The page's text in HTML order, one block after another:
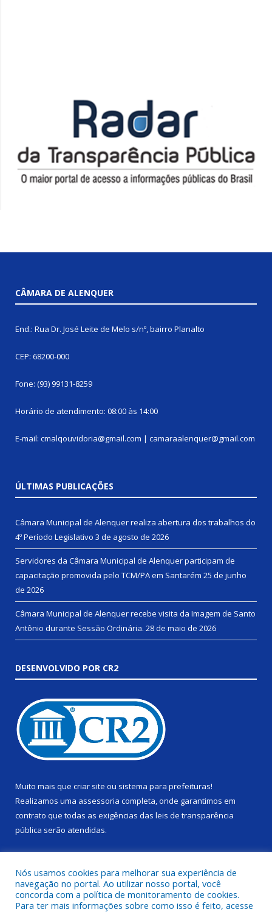
CÂMARA DE ALENQUER
End.: Rua Dr. José Leite de Melo s/nº, bairro Planalto
CEP: 68200-000
Fone: (93) 99131-8259
Horário de atendimento: 08:00 às 14:00
E-mail: cmalqouvidoria@gmail.com | camaraalenquer@gmail.com
ÚLTIMAS PUBLICAÇÕES
Câmara Municipal de Alenquer realiza abertura dos trabalhos do
4º Período Legislativo 3 de agosto de 2026
Servidores da Câmara Municipal de Alenquer participam de
capacitação promovida pelo TCM/PA em Santarém 25 de junho
de 2026
Câmara Municipal de Alenquer recebe visita da Imagem de Santo
Antônio durante Sessão Ordinária. 28 de maio de 2026
DESENVOLVIDO POR CR2
Muito mais que criar site ou sistema para prefeituras!
Realizamos uma assessoria completa, onde garantimos em
contrato que todas as exigências das leis de transparência
pública serão atendidas.
Nós usamos cookies para melhorar sua experiência de
navegação no portal. Ao utilizar nosso portal, você
concorda com a política de monitoramento de cookies.
Para ter mais informações sobre como isso é feito, acesse